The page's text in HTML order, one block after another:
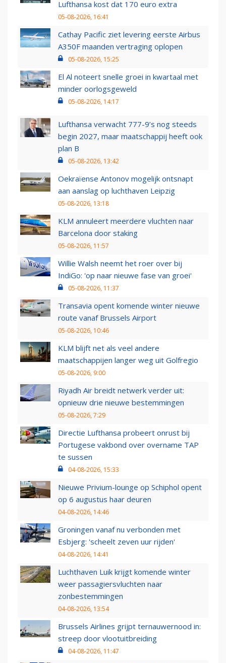
Lufthansa kost dat 170 euro extra
05-08-2026, 16:41
Cathay Pacific ziet levering eerste Airbus
A350F maanden vertraging oplopen
05-08-2026, 15:25
El Al noteert snelle groei in kwartaal met
minder oorlogsgeweld
05-08-2026, 14:17
Lufthansa verwacht 777-9’s nog steeds
begin 2027, maar maatschappij heeft ook
plan B
05-08-2026, 13:42
Oekraïense Antonov mogelijk ontsnapt
aan aanslag op luchthaven Leipzig
05-08-2026, 13:18
KLM annuleert meerdere vluchten naar
Barcelona door staking
05-08-2026, 11:57
Willie Walsh neemt het roer over bij
IndiGo: 'op naar nieuwe fase van groei'
05-08-2026, 11:37
Transavia opent komende winter nieuwe
route vanaf Brussels Airport
05-08-2026, 10:46
KLM blijft net als veel andere
maatschappijen langer weg uit Golfregio
05-08-2026, 9:00
Riyadh Air breidt netwerk verder uit:
opnieuw drie nieuwe bestemmingen
05-08-2026, 7:29
Directie Lufthansa probeert onrust bij
Portugese vakbond over overname TAP
te sussen
04-08-2026, 15:33
Nieuwe Privium-lounge op Schiphol opent
op 6 augustus haar deuren
04-08-2026, 14:46
Groningen vanaf nu verbonden met
Esbjerg: 'scheelt zeven uur rijden'
04-08-2026, 14:41
Luchthaven Luik krijgt komende winter
weer passagiersvluchten naar
zonbestemmingen
04-08-2026, 13:54
Brussels Airlines grijpt ternauwernood in:
streep door vlootuitbreiding
04-08-2026, 11:47